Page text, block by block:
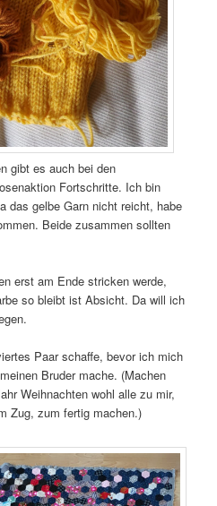
gibt es auch bei den
Fortschritte. Ich bin
das gelbe Garn nicht reicht, habe
Beide zusammen sollten
erst am Ende stricken werde,
so bleibt ist Absicht. Da will ich
Paar schaffe, bevor ich mich
Bruder mache. (Machen
Weihnachten wohl alle zu mir,
Zug, zum fertig machen.)